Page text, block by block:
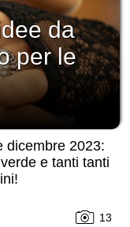
da
per le
dicembre 2023:
e tanti tanti
13